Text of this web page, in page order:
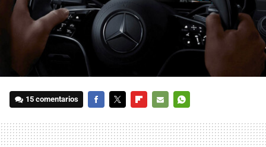
15 comentarios
MAIL